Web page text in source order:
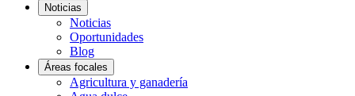
Noticias
Noticias
Oportunidades
Blog
Áreas focales
Agricultura y ganadería